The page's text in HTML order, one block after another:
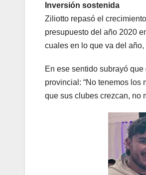
Inversión sostenida
Ziliotto repasó el
presupuesto del año 2020
cuales en lo que va del
En ese sentido subrayó
provincial: “No tenemos
que sus clubes crezcan, no